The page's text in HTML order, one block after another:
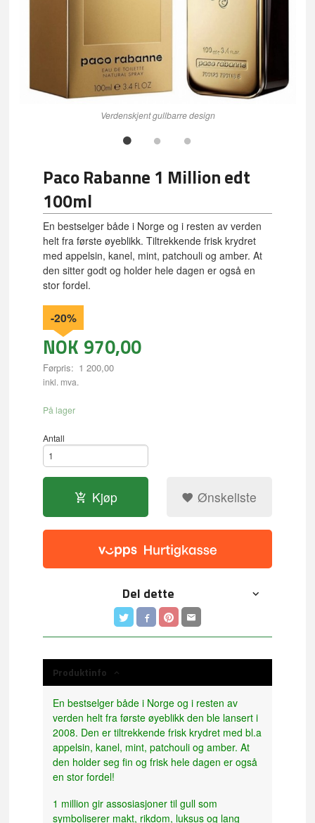
Verdenskjent gullbarre design
Paco Rabanne 1 Million edt
100ml
En bestselger både i Norge og i resten av verden
helt fra første øyeblikk. Tiltrekkende frisk krydret
med appelsin, kanel, mint, patchouli og amber. At
den sitter godt og holder hele dagen er også en
stor fordel.
NOK 970,00
Førpris: 1 200,00
Rabatt
-20%
inkl. mva.
På lager
Antall
Kjøp Ønskeliste
Del dette
Produktinfo
En bestselger både i Norge og i resten av
verden helt fra første øyeblikk den ble lansert i
2008. Den er tiltrekkende frisk krydret med bl.a
appelsin, kanel, mint, patchouli og amber. At
den holder seg fin og frisk hele dagen er også
en stor fordel!
1 million gir assosiasjoner til gull som
symboliserer makt, rikdom, luksus og lang